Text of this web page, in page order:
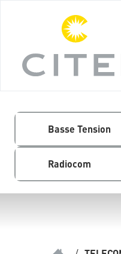
Basse Tension
Radiocom